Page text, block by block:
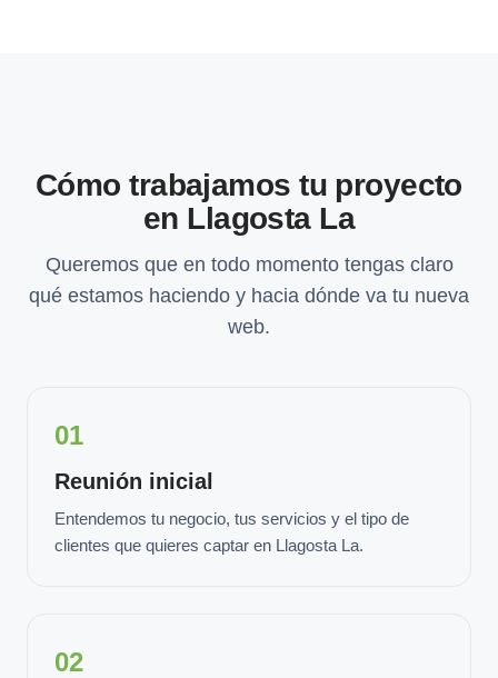
Cómo trabajamos tu proyecto
en Llagosta La
Queremos que en todo momento tengas claro
qué estamos haciendo y hacia dónde va tu nueva
web.
01
Reunión inicial
Entendemos tu negocio, tus servicios y el tipo de
clientes que quieres captar en Llagosta La.
02